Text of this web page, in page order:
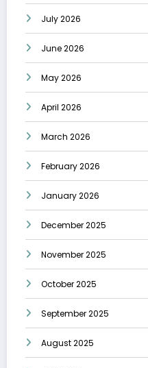
July 2026
June 2026
May 2026
April 2026
March 2026
February 2026
January 2026
December 2025
November 2025
October 2025
September 2025
August 2025